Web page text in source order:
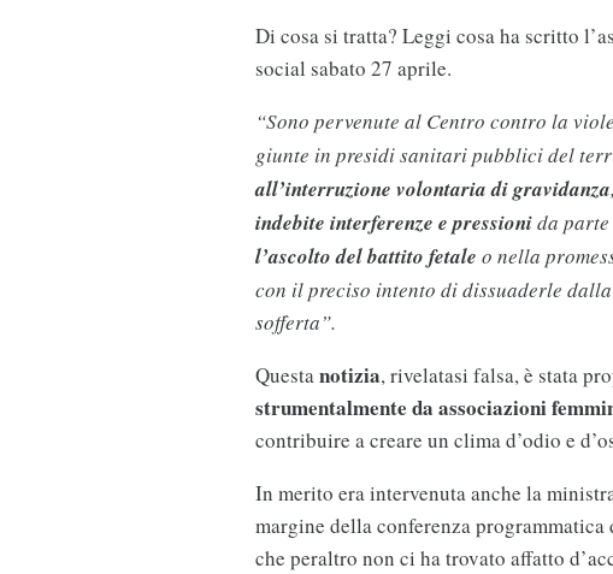
Di cosa si tratta? Leggi cosa ha scritto
social sabato 27 aprile.
“Sono pervenute al Centro contro la
giunte in presidi sanitari pubblici del
all’interruzione volontaria di gravidanza
indebite interferenze e pressionida
l’ascolto del battito fetale o nella
con il preciso intento di dissuaderle
sofferta”.
Questanotizia, rivelatasi falsa, è stata
strumentalmente da associazioni
contribuire a creare un clima d’odio e
In merito era intervenuta anche la
margine della conferenza
che peraltro non ci ha trovato affatto